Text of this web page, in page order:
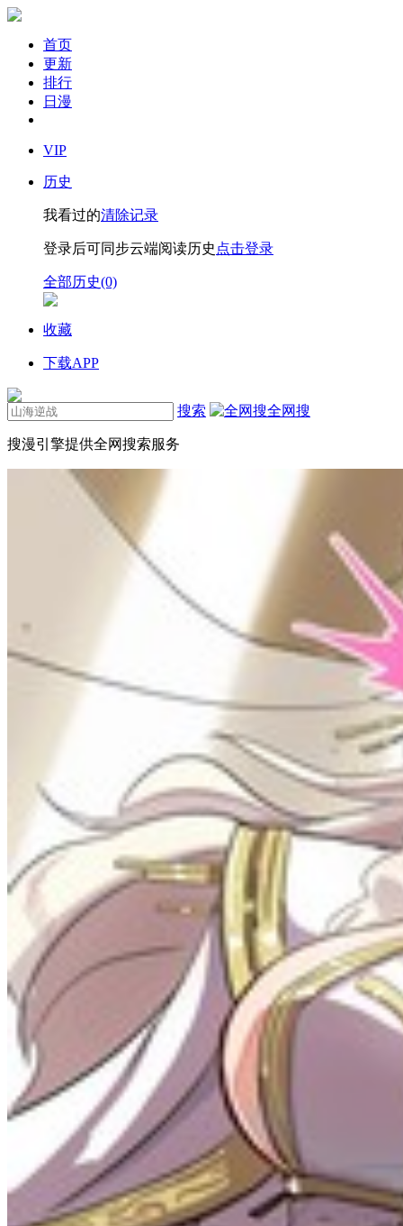
首页
更新
排行
日漫
VIP
历史
我看过的清除记录
登录后可同步云端阅读历史 点击登录
全部历史(0)
收藏
下载APP
搜索 全网搜
搜漫引擎提供全网搜索服务